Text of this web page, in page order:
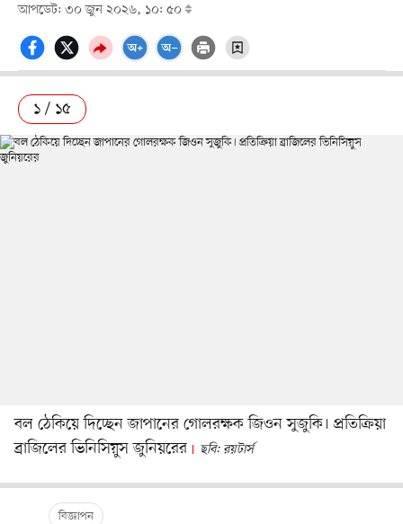
আপডেট: ৩০ জুন ২০২৬, ১০: ৫০
১ / ১৫
বল ঠেকিয়ে দিচ্ছেন জাপানের গোলরক্ষক জিওন সুজুকি। প্রতিক্রিয়া
ব্রাজিলের ভিনিসিয়ুস জুনিয়রের
ছবি: রয়টার্স